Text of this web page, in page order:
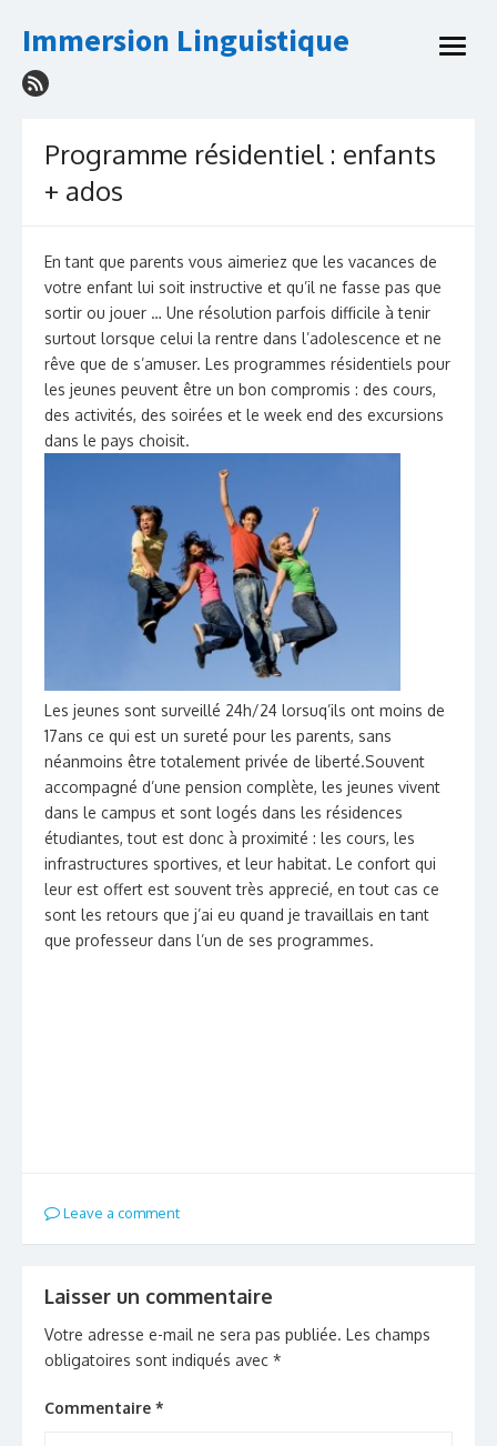
to
Immersion Linguistique
open
Programme résidentiel : enfants
+ ados
En tant que parents vous aimeriez que les vacances de
votre enfant lui soit instructive et qu’il ne fasse pas que
sortir ou jouer … Une résolution parfois difficile à tenir
surtout lorsque celui la rentre dans l’adolescence et ne
rêve que de s’amuser. Les programmes résidentiels pour
les jeunes peuvent être un bon compromis : des cours,
des activités, des soirées et le week end des excursions
dans le pays choisit.
Les jeunes sont surveillé 24h/24 lorsuq’ils ont moins de
17ans ce qui est un sureté pour les parents, sans
néanmoins être totalement privée de liberté.Souvent
accompagné d’une pension complète, les jeunes vivent
dans le campus et sont logés dans les résidences
étudiantes, tout est donc à proximité : les cours, les
infrastructures sportives, et leur habitat. Le confort qui
leur est offert est souvent très apprecié, en tout cas ce
sont les retours que j’ai eu quand je travaillais en tant
que professeur dans l’un de ses programmes.
Leave a comment
Laisser un commentaire
Votre adresse e-mail ne sera pas publiée. Les champs
obligatoires sont indiqués avec *
Commentaire *